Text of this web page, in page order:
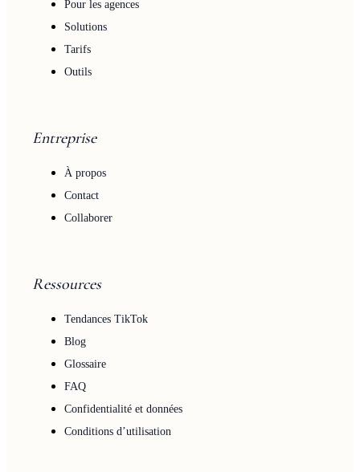
Pour les agences
Solutions
Tarifs
Outils
Entreprise
À propos
Contact
Collaborer
Ressources
Tendances TikTok
Blog
Glossaire
FAQ
Confidentialité et données
Conditions d’utilisation